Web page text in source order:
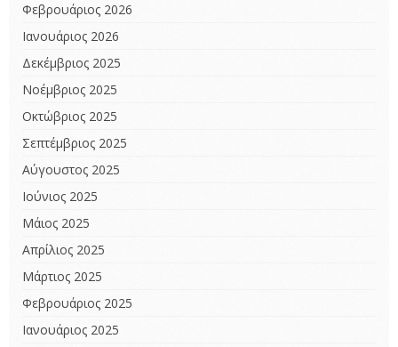
Φεβρουάριος 2026
Ιανουάριος 2026
Δεκέμβριος 2025
Νοέμβριος 2025
Οκτώβριος 2025
Σεπτέμβριος 2025
Αύγουστος 2025
Ιούνιος 2025
Μάιος 2025
Απρίλιος 2025
Μάρτιος 2025
Φεβρουάριος 2025
Ιανουάριος 2025